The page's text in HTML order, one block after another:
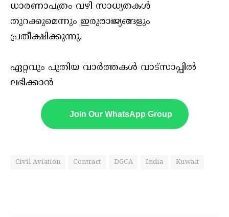
ധാരണാപത്രം വഴി സാധ്യതകൾ
തുറക്കുമെന്നും ഇരുരാജ്യങ്ങളും
പ്രതീക്ഷിക്കുന്നു.
ഏറ്റവും പുതിയ വാർത്തകൾ വാട്സാപ്പിൽ
ലഭിക്കാൻ
Join Our WhatsApp Group
Civil Aviation Contract DGCA India Kuwait